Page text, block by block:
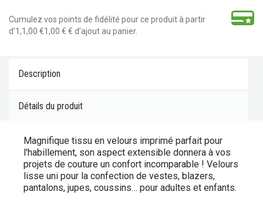
Cumulez vos points de fidélité pour ce produit à partir
d’1,1,00 €1,00 € € d’ajout au panier.
Description
Détails du produit
Magnifique tissu en velours imprimé parfait pour
l'habillement, son aspect extensible donnera à vos
projets de couture un confort incomparable ! Velours
lisse uni pour la confection de vestes, blazers,
pantalons, jupes, coussins… pour adultes et enfants.